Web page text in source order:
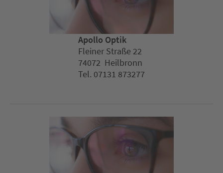
Apollo Optik
Fleiner Straße 22
74072 Heilbronn
Tel. 07131 873277